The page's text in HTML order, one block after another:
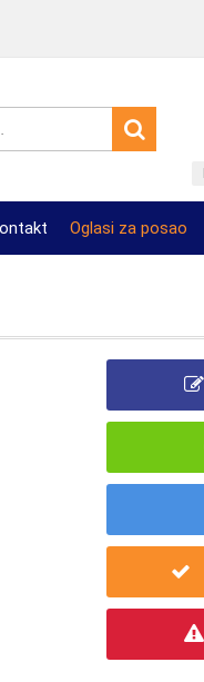
Oglasi za posao